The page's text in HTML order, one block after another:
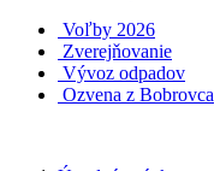
Voľby 2026
Zverejňovanie
Vývoz odpadov
Ozvena z Bobrovca